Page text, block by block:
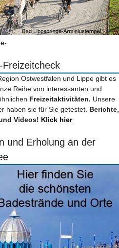
Freizeitcheck
Ostwestfalen und Lippe gibt es
Reihe von interessanten und
Freizeitaktivitäten. Unsere
haben sie für Sie getestet. Berichte,
Videos! Klick hier
und Erholung an der